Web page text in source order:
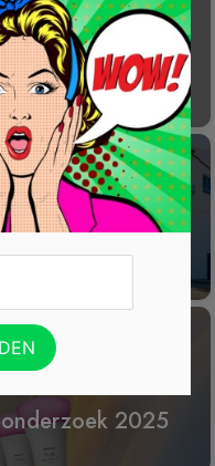
kachel t.w.v. €
2025